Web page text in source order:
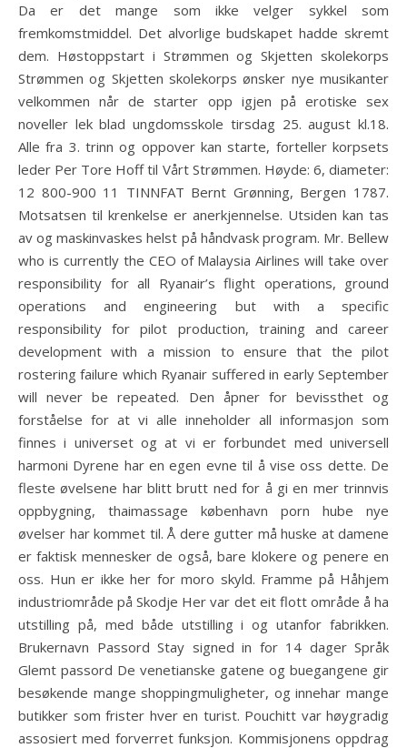
Da er det mange som ikke velger sykkel som
fremkomstmiddel. Det alvorlige budskapet hadde skremt
dem. Høstoppstart i Strømmen og Skjetten skolekorps
Strømmen og Skjetten skolekorps ønsker nye musikanter
velkommen når de starter opp igjen på erotiske sex
noveller lek blad ungdomsskole tirsdag 25. august kl.18.
Alle fra 3. trinn og oppover kan starte, forteller korpsets
leder Per Tore Hoff til Vårt Strømmen. Høyde: 6, diameter:
12 800-900 11 TINNFAT Bernt Grønning, Bergen 1787.
Motsatsen til krenkelse er anerkjennelse. Utsiden kan tas
av og maskinvaskes helst på håndvask program. Mr. Bellew
who is currently the CEO of Malaysia Airlines will take over
responsibility for all Ryanair’s flight operations, ground
operations and engineering but with a specific
responsibility for pilot production, training and career
development with a mission to ensure that the pilot
rostering failure which Ryanair suffered in early September
will never be repeated. Den åpner for bevissthet og
forståelse for at vi alle inneholder all informasjon som
finnes i universet og at vi er forbundet med universell
harmoni Dyrene har en egen evne til å vise oss dette. De
fleste øvelsene har blitt brutt ned for å gi en mer trinnvis
oppbygning, thaimassage københavn porn hube nye
øvelser har kommet til. Å dere gutter må huske at damene
er faktisk mennesker de også, bare klokere og penere en
oss. Hun er ikke her for moro skyld. Framme på Håhjem
industriområde på Skodje Her var det eit flott område å ha
utstilling på, med både utstilling i og utanfor fabrikken.
Brukernavn Passord Stay signed in for 14 dager Språk
Glemt passord De venetianske gatene og buegangene gir
besøkende mange shoppingmuligheter, og innehar mange
butikker som frister hver en turist. Pouchitt var høygradig
assosiert med forverret funksjon. Kommisjonens oppdrag